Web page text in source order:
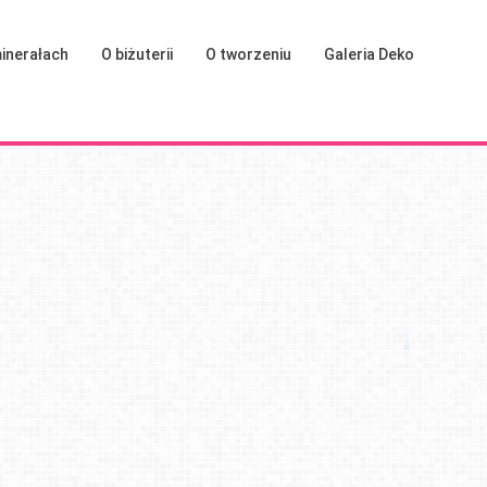
O biżuterii O tworzeniu Galeria Deko